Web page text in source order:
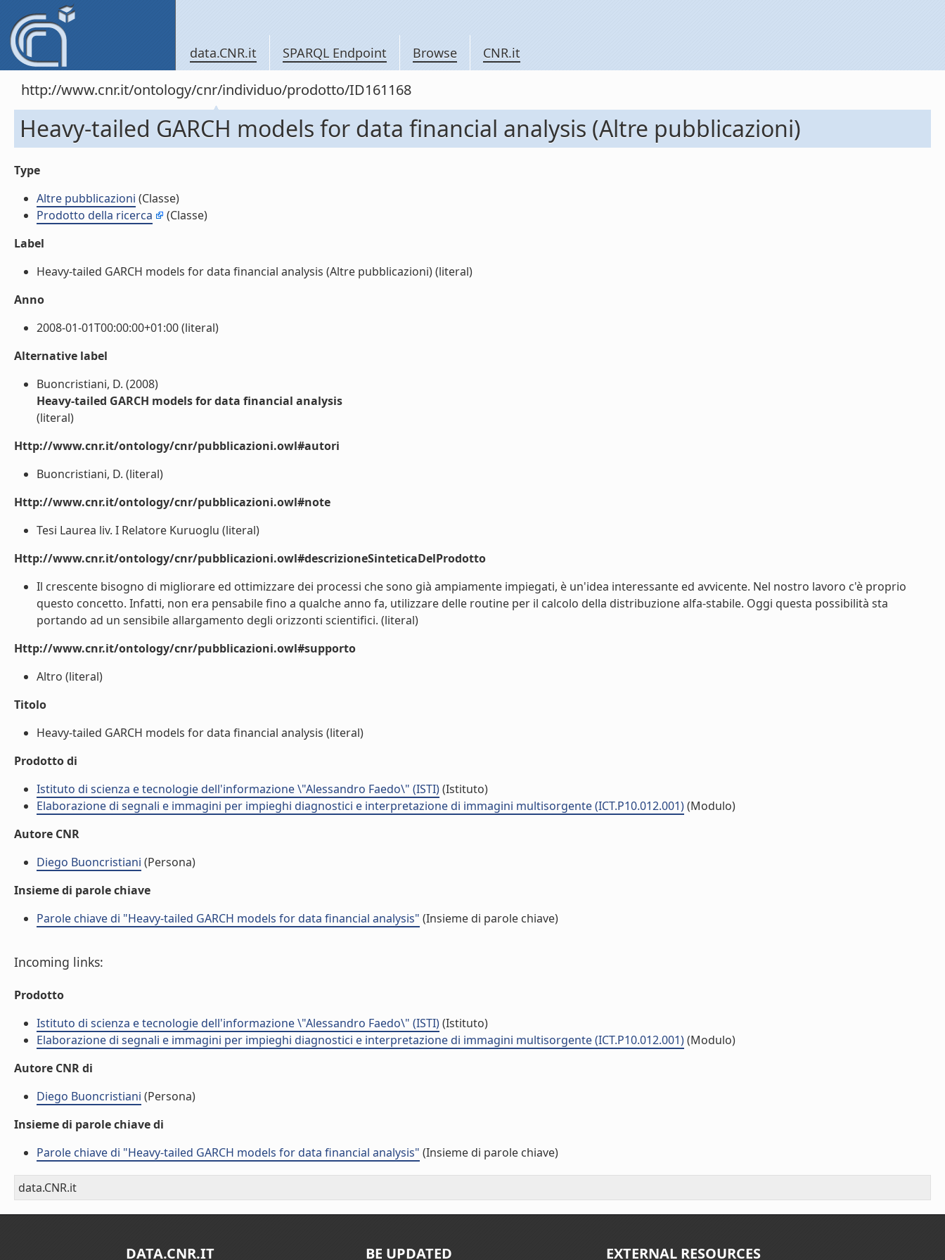
data.CNR.it SPARQL Endpoint Browse CNR.it
http://www.cnr.it/ontology/cnr/individuo/prodotto/ID161168
Heavy-tailed GARCH models for data financial analysis (Altre pubblicazioni)
Type
Altre pubblicazioni (Classe)
Prodotto della ricerca
(Classe)
Label
Heavy-tailed GARCH models for data financial analysis (Altre pubblicazioni) (literal)
Anno
2008-01-01T00:00:00+01:00 (literal)
Alternative label
Buoncristiani, D. (2008)
Heavy-tailed GARCH models for data financial analysis
(literal)
Http://www.cnr.it/ontology/cnr/pubblicazioni.owl#autori
Buoncristiani, D. (literal)
Http://www.cnr.it/ontology/cnr/pubblicazioni.owl#note
Tesi Laurea liv. I Relatore Kuruoglu (literal)
Http://www.cnr.it/ontology/cnr/pubblicazioni.owl#descrizioneSinteticaDelProdotto
Il crescente bisogno di migliorare ed ottimizzare dei processi che sono già ampiamente impiegati, è un'idea interessante ed avvicente. Nel nostro lavoro c'è proprio
questo concetto. Infatti, non era pensabile fino a qualche anno fa, utilizzare delle routine per il calcolo della distribuzione alfa-stabile. Oggi questa possibilità sta
portando ad un sensibile allargamento degli orizzonti scientifici. (literal)
Http://www.cnr.it/ontology/cnr/pubblicazioni.owl#supporto
Altro (literal)
Titolo
Heavy-tailed GARCH models for data financial analysis (literal)
Prodotto di
Istituto di scienza e tecnologie dell'informazione \"Alessandro Faedo\" (ISTI)(Istituto)
Elaborazione di segnali e immagini per impieghi diagnostici e interpretazione di immagini multisorgente (ICT.P10.012.001)(Modulo)
Autore CNR
Diego Buoncristiani (Persona)
Insieme di parole chiave
Parole chiave di "Heavy-tailed GARCH models for data financial analysis" (Insieme di parole chiave)
Incoming links:
Prodotto
Istituto di scienza e tecnologie dell'informazione \"Alessandro Faedo\" (ISTI)(Istituto)
Elaborazione di segnali e immagini per impieghi diagnostici e interpretazione di immagini multisorgente (ICT.P10.012.001)(Modulo)
Autore CNR di
Diego Buoncristiani (Persona)
Insieme di parole chiave di
Parole chiave di "Heavy-tailed GARCH models for data financial analysis" (Insieme di parole chiave)
data.CNR.it
DATA.CNR.IT BE UPDATED EXTERNAL RESOURCES